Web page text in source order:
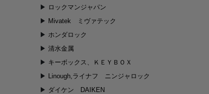
ロックマンジャパン
Mivatek ミヴァテック
ホンダロック
清水金属
キーボックス、ＫＥＹＢＯＸ
Linough,ライナフ ニンジャロック
ダイケン DAIKEN